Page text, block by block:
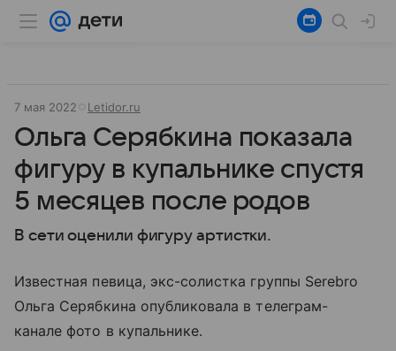
7 мая 2022 Letidor.ru
Ольга Серябкина показала
фигуру в купальнике спустя
5 месяцев после родов
В сети оценили фигуру артистки.
Известная певица, экс-солистка группы Serebro
Ольга Серябкина опубликовала в телеграм-
канале фото в купальнике.